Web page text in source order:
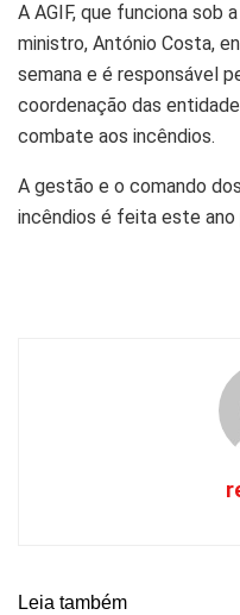
A AGIF, que funciona sob
ministro, António Costa,
semana e é responsável
coordenação das
combate aos incêndios.
A gestão e o comando
incêndios é feita este ano
Leia também